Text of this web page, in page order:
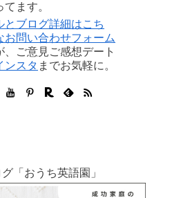
てます。
とブログ詳細はこち
お問い合わせフォーム
、ご意見ご感想デート
ンスタ までお気軽に。
「おうち英語園」